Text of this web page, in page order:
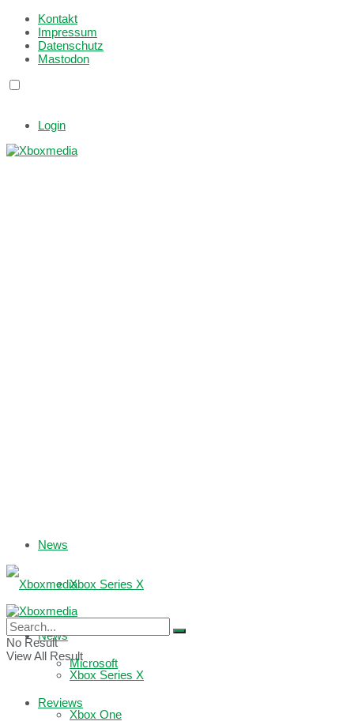
Kontakt
Impressum
Datenschutz
Mastodon
Login
News
Xbox Series X
Microsoft
Reviews
News
Xbox Series X
Xbox One
No Result
View All Result